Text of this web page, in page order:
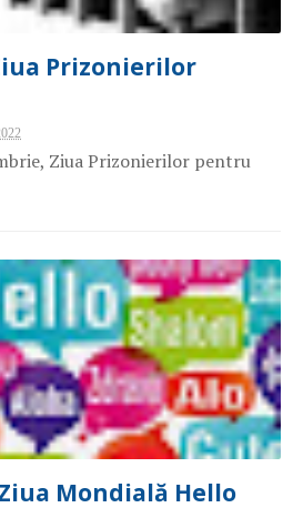
Prizonierilor
Ziua Prizonierilor pentru
Mondială Hello